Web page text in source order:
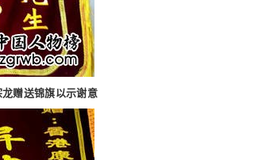
赠送锦旗以示谢意